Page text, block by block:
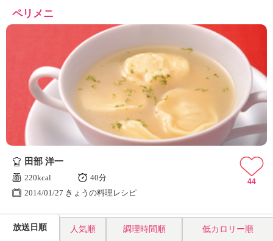
ペリメニ
田部 洋一
220kcal
40分
2014/01/27 きょうの料理レシピ
44
放送日順 人気順 調理時間順 低カロリー順